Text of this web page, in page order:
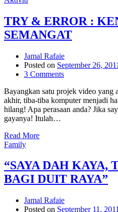
TRY & ERROR :
SEMANGAT
Jamal Rafaie
Posted on September 26, 2011
3 Comments
Bayangkan satu projek video yang
akhir, tiba-tiba komputer menjadi
hilang! Apa perasaan anda? Jika
gayanya! Itulah…
Read More
Family
“SAYA DAH KAYA,
BAGI DUIT RAYA”
Jamal Rafaie
Posted on September 11, 2011